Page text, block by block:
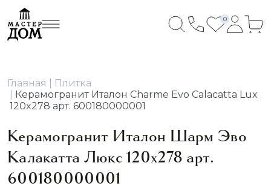
0
Главная
Плитка
Керамогранит Италон Charme Evo Calacatta Lux
120x278 арт. 600180000001
Керамогранит Италон Шарм Эво
Калакатта Люкс 120x278 арт.
600180000001